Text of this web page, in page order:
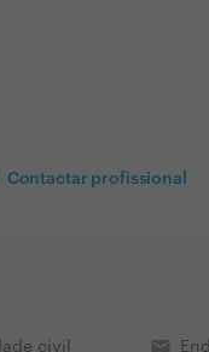
Contactar profissional
civil email